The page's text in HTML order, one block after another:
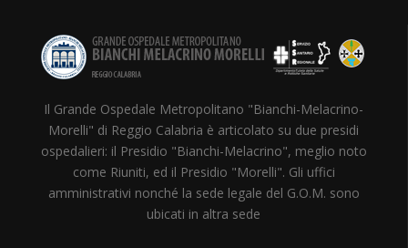
Il Grande Ospedale Metropolitano "Bianchi-Melacrino-
Morelli" di Reggio Calabria è articolato su due presidi
ospedalieri: il Presidio "Bianchi-Melacrino", meglio noto
come Riuniti, ed il Presidio "Morelli". Gli uffici
amministrativi nonché la sede legale del G.O.M. sono
ubicati in altra sede